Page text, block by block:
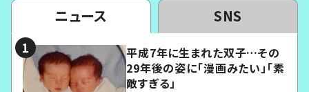
ニュース SNS
平成7年に生まれた双子…その
29年後の姿に「漫画みたい」「素
敵すぎる」